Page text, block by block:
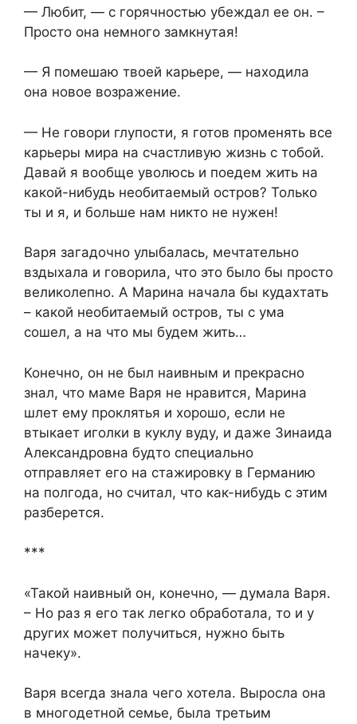
— Любит, — с горячностью убеждал ее он. –
Просто она немного замкнутая!
— Я помешаю твоей карьере, — находила
она новое возражение.
— Не говори глупости, я готов променять все
карьеры мира на счастливую жизнь с тобой.
Давай я вообще уволюсь и поедем жить на
какой-нибудь необитаемый остров? Только
ты и я, и больше нам никто не нужен!
Варя загадочно улыбалась, мечтательно
вздыхала и говорила, что это было бы просто
великолепно. А Марина начала бы кудахтать
– какой необитаемый остров, ты с ума
сошел, а на что мы будем жить…
Конечно, он не был наивным и прекрасно
знал, что маме Варя не нравится, Марина
шлет ему проклятья и хорошо, если не
втыкает иголки в куклу вуду, и даже Зинаида
Александровна будто специально
отправляет его на стажировку в Германию
на полгода, но считал, что как-нибудь с этим
разберется.
***
«Такой наивный он, конечно, — думала Варя.
– Но раз я его так легко обработала, то и у
других может получиться, нужно быть
начеку».
Варя всегда знала чего хотела. Выросла она
в многодетной семье, была третьим